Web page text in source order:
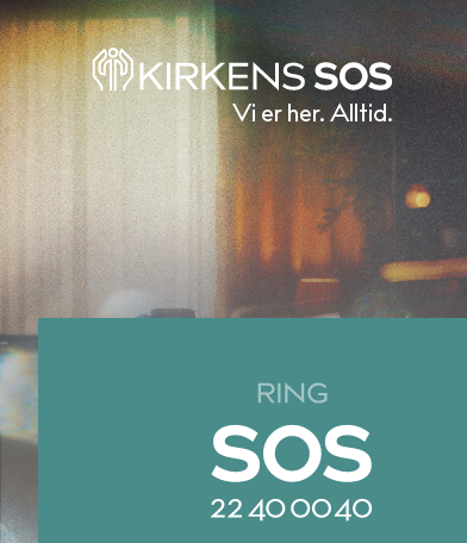
Vi er her. Alltid.